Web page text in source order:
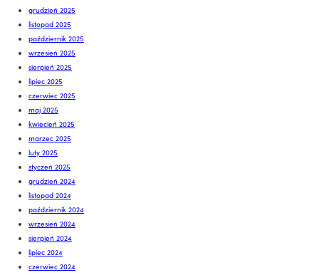
grudzień 2025
listopad 2025
październik 2025
wrzesień 2025
sierpień 2025
lipiec 2025
czerwiec 2025
maj 2025
kwiecień 2025
marzec 2025
luty 2025
styczeń 2025
grudzień 2024
listopad 2024
październik 2024
wrzesień 2024
sierpień 2024
lipiec 2024
czerwiec 2024